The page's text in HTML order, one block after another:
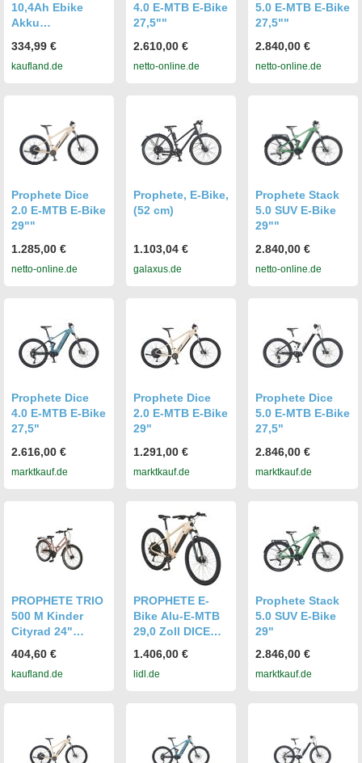
10,4Ah Ebike
Akku
Prophete
Prophete Retro
tricycle mit 2A-
Ladeger?t
334,99 €
kaufland.de
4.0 E-MTB E-Bike
27,5""
2.610,00 €
netto-online.de
5.0 E-MTB E-Bike
27,5""
2.840,00 €
netto-online.de
Prophete Dice
2.0 E-MTB E-Bike
29""
1.285,00 €
netto-online.de
Prophete, E-Bike,
(52 cm)
1.103,04 €
galaxus.de
Prophete Stack
5.0 SUV E-Bike
29""
2.840,00 €
netto-online.de
Prophete Dice
4.0 E-MTB E-Bike
27,5"
2.616,00 €
marktkauf.de
Prophete Dice
2.0 E-MTB E-Bike
29"
1.291,00 €
marktkauf.de
Prophete Dice
5.0 E-MTB E-Bike
27,5"
2.846,00 €
marktkauf.de
PROPHETE TRIO
500 M Kinder
Cityrad 24"
Matt – Shimano
Nexus 3-Gang,
Wave Alurahmen
34 cm
404,60 €
kaufland.de
PROPHETE E-
Bike Alu-E-MTB
29,0 Zoll DICE
1.406,00 €
lidl.de
Prophete Stack
5.0 SUV E-Bike
29"
2.846,00 €
marktkauf.de